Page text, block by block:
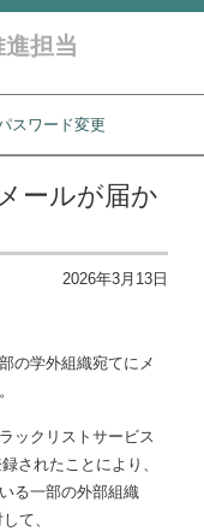
担当
スワード変更
ールが届か
2026年3月13日
の学外組織宛てにメ
ックリストサービス
されたことにより、
る一部の外部組織
て、